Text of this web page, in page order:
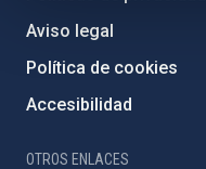
Aviso legal
Política de cookies
Accesibilidad
OTROS ENLACES